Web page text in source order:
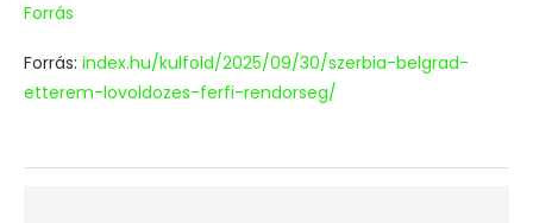
Forrás
Forrás: index.hu/kulfold/2025/09/30/szerbia-belgrad-
etterem-lovoldozes-ferfi-rendorseg/